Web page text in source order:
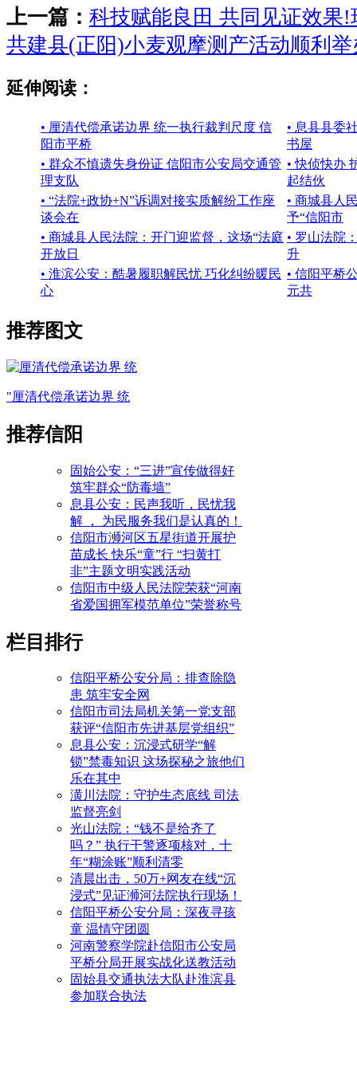
上一篇： 科技赋能良田 共同见证效果
共建县(正阳)小麦观摩测产活动顺利举
延伸阅读：
• 厘清代偿承诺边界 统一执行裁判尺度 信
阳市平桥
• 息县县委
书屋
• 群众不慎遗失身份证 信阳市公安局交通管
理支队
• 快侦快办
起结伙
• “法院+政协+N”诉调对接实质解纷工作座
谈会在
• 商城县人
予“信阳市
• 商城县人民法院：开门迎监督，这场“法庭
开放日
• 罗山法院
升
• 淮滨公安：酷暑履职解民忧 巧化纠纷暖民
心
• 信阳平桥
元共
推荐图文
"厘清代偿承诺边界 统
推荐信阳
固始公安：“三进”宣传做得好
筑牢群众“防毒墙”
息县公安：民声我听，民忧我
解 ， 为民服务我们是认真的！
信阳市浉河区五星街道开展护
苗成长 快乐“童”行 “扫黄打
非”主题文明实践活动
信阳市中级人民法院荣获“河南
省爱国拥军模范单位”荣誉称号
栏目排行
信阳平桥公安分局：排查除隐
患 筑牢安全网
信阳市司法局机关第一党支部
获评“信阳市先进基层党组织”
息县公安：沉浸式研学“解
锁”禁毒知识 这场探秘之旅他们
乐在其中
潢川法院：守护生态底线 司法
监督亮剑
光山法院：“钱不是给齐了
吗？” 执行干警逐项核对，十
年“糊涂账”顺利清零
清晨出击，50万+网友在线“沉
浸式”见证浉河法院执行现场！
信阳平桥公安分局：深夜寻孩
童 温情守团圆
河南警察学院赴信阳市公安局
平桥分局开展实战化送教活动
固始县交通执法大队赴淮滨县
参加联合执法